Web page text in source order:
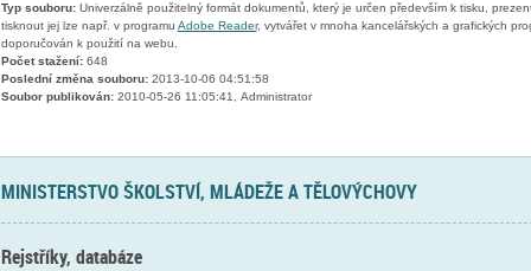
Typ souboru:Univerzálně použitelný formát dokumentů, který je určen především k tisku,
tisknout jej lze např. v programu Adobe Reader, vytvářet v mnoha kancelářských a grafických
doporučován k použití na webu.
Počet stažení:648
Poslední změna souboru:2013-10-06 04:51:58
Soubor publikován:2010-05-26 11:05:41, Administrator
MINISTERSTVO ŠKOLSTVÍ, MLÁDEŽE A TĚLOVÝCHOVY
Rejstříky, databáze